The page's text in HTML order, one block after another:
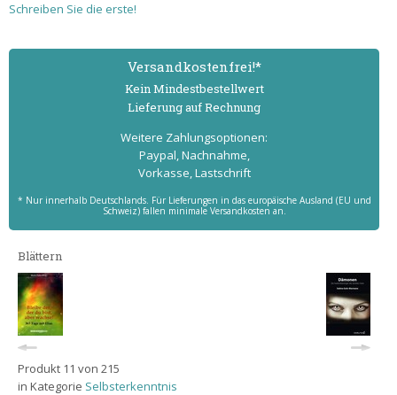
Schreiben Sie die erste!
Versand­kostenfrei!*
Kein Mindest­bestell­wert
Lieferung auf Rechnung
Weitere Zahlungs­optionen:
Paypal, Nachnahme,
Vorkasse, Lastschrift
* Nur innerhalb Deutschlands. Für Lieferungen in das europäische Ausland (EU und
Schweiz) fallen minimale Versandkosten an.
Blättern
Produkt 11 von 215
in Kategorie Selbsterkenntnis